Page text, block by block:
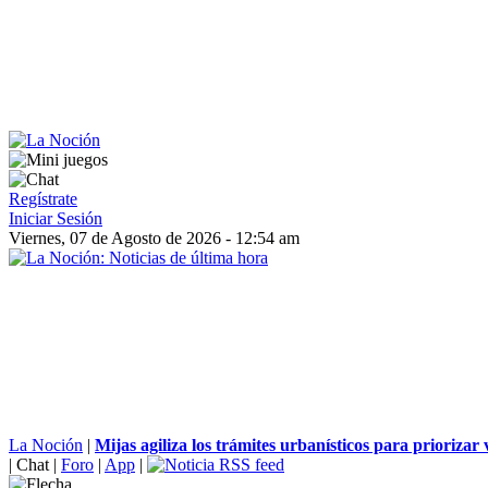
Regístrate
Iniciar Sesión
Viernes, 07 de Agosto de 2026 - 12:54 am
La Noción | Mijas agiliza los trámites urbanísticos para priorizar
| Chat | Foro | App |